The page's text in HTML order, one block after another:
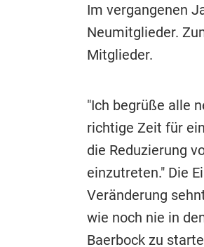
Im vergangenen
Neumitglieder.
Mitglieder.
"Ich begrüße alle
richtige Zeit für
die Reduzierung
einzutreten." Die
Veränderung
wie noch nie in
Baerbock zu